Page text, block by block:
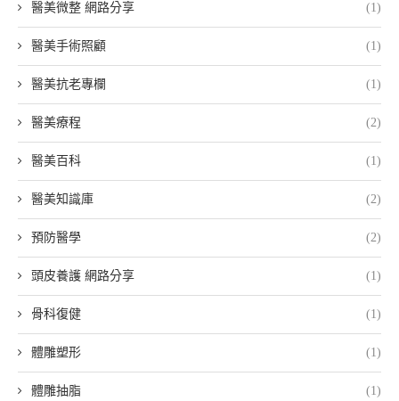
醫美微整 網路分享 (1)
醫美手術照顧 (1)
醫美抗老專欄 (1)
醫美療程 (2)
醫美百科 (1)
醫美知識庫 (2)
預防醫學 (2)
頭皮養護 網路分享 (1)
骨科復健 (1)
體雕塑形 (1)
體雕抽脂 (1)